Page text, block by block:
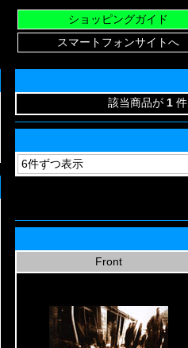
該当商品が 1
Front